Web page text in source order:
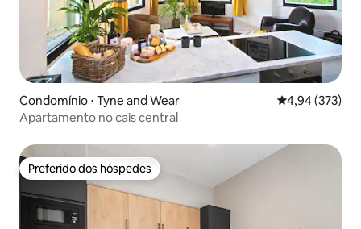
Condomínio ⋅ Tyne and Wear 4,94 de uma
4,94 (373)
Apartamento no cais central
Preferido dos hóspedes
Preferido dos hóspedes